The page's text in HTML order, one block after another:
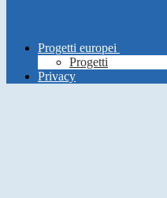
Progetti europei
Progetti
Privacy